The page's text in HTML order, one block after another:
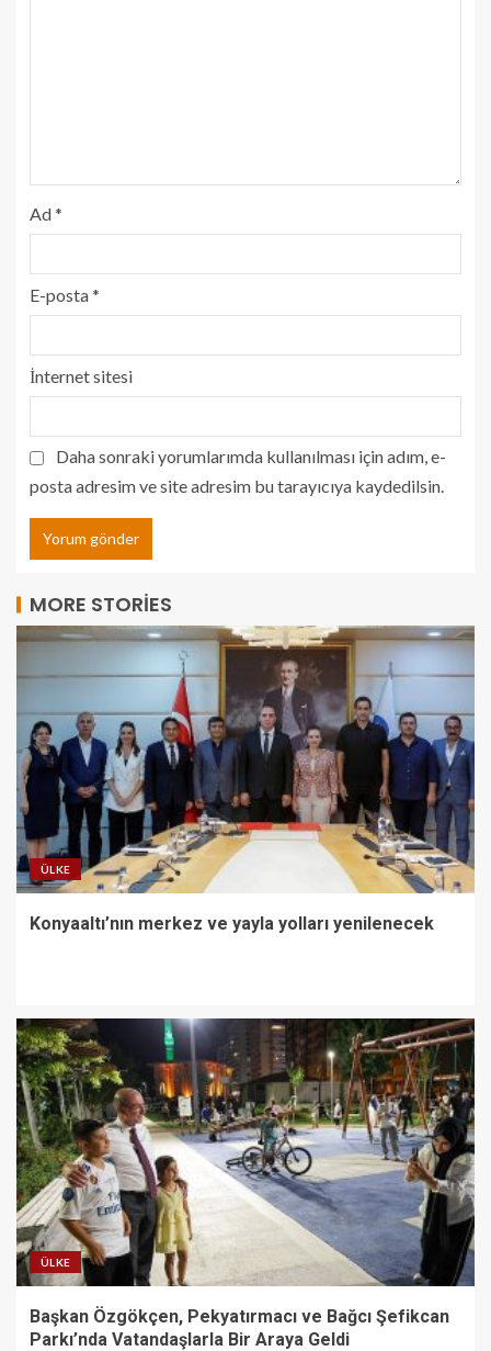
Ad*
E-posta*
İnternet sitesi
Daha sonraki yorumlarımda kullanılması için adım, e-
posta adresim ve site adresim bu tarayıcıya kaydedilsin.
MORE STORIES
ÜLKE
Konyaaltı’nın merkez ve yayla yolları yenilenecek
ÜLKE
Başkan Özgökçen, Pekyatırmacı ve Bağcı Şefikcan
Parkı’nda Vatandaşlarla Bir Araya Geldi